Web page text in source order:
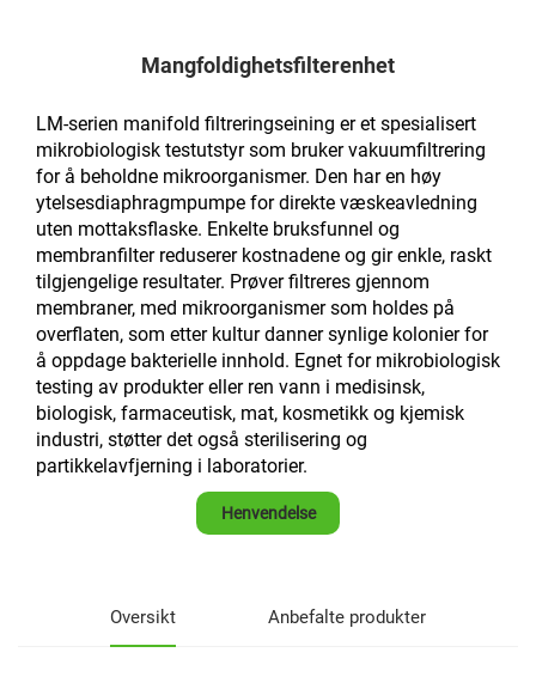
Mangfoldighetsfilterenhet
LM-serien manifold filtreringseining er et spesialisert
mikrobiologisk testutstyr som bruker vakuumfiltrering
for å beholdne mikroorganismer. Den har en høy
ytelsesdiaphragmpumpe for direkte væskeavledning
uten mottaksflaske. Enkelte bruksfunnel og
membranfilter reduserer kostnadene og gir enkle, raskt
tilgjengelige resultater. Prøver filtreres gjennom
membraner, med mikroorganismer som holdes på
overflaten, som etter kultur danner synlige kolonier for
å oppdage bakterielle innhold. Egnet for mikrobiologisk
testing av produkter eller ren vann i medisinsk,
biologisk, farmaceutisk, mat, kosmetikk og kjemisk
industri, støtter det også sterilisering og
partikkelavfjerning i laboratorier.
Henvendelse
Oversikt Anbefalte produkter